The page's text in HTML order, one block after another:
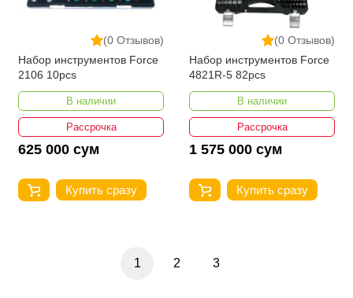
(0 Отзывов)
Набор инструментов Force
2106 10pcs
В наличии
Рассрочка
625 000 сум
Купить сразу
(0 Отзывов)
Набор инструментов Force
4821R-5 82pcs
В наличии
Рассрочка
1 575 000 сум
Купить сразу
1 2 3